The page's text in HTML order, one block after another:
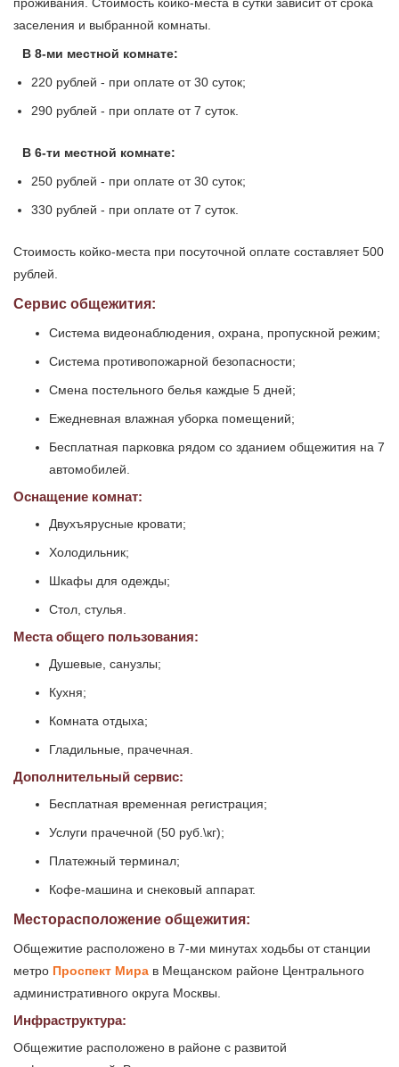
проживания. Стоимость койко-места в сутки зависит от срока
заселения и выбранной комнаты.
В 8-ми местной комнате:
220 рублей - при оплате от 30 суток;
290 рублей - при оплате от 7 суток.
В 6-ти местной комнате:
250 рублей - при оплате от 30 суток;
330 рублей - при оплате от 7 суток.
Стоимость койко-места при посуточной оплате составляет 500
рублей.
Сервис общежития:
Система видеонаблюдения, охрана, пропускной режим;
Система противопожарной безопасности;
Смена постельного белья каждые 5 дней;
Ежедневная влажная уборка помещений;
Бесплатная парковка рядом со зданием общежития на 7
автомобилей.
Оснащение комнат:
Двухъярусные кровати;
Холодильник;
Шкафы для одежды;
Стол, стулья.
Места общего пользования:
Душевые, санузлы;
Кухня;
Комната отдыха;
Гладильные, прачечная.
Дополнительный сервис:
Бесплатная временная регистрация;
Услуги прачечной (50 руб.\кг);
Платежный терминал;
Кофе-машина и снековый аппарат.
Месторасположение общежития:
Общежитие расположено в 7-ми минутах ходьбы от станции
метро Проспект Мира в Мещанском районе Центрального
административного округа Москвы.
Инфраструктура:
Общежитие расположено в районе с развитой